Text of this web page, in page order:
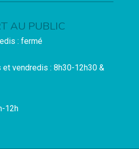
AU PUBLIC
: fermé
et vendredis : 8h30-12h30 &
12h